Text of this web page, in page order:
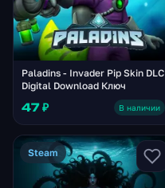
Paladins - Invader Pip Skin DLC
Digital Download Ключ
47 ₽ В наличии
Steam